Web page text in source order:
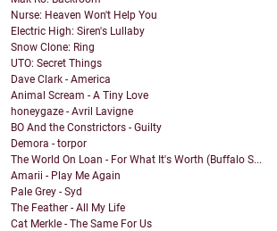
Nurse: Heaven Won't Help You
Electric High: Siren's Lullaby
Snow Clone: Ring
UTO: Secret Things
Dave Clark - America
Animal Scream - A Tiny Love
honeygaze - Avril Lavigne
BO And the Constrictors - Guilty
Demora - torpor
The World On Loan - For What It's Worth (Buffalo S...
Amarii - Play Me Again
Pale Grey - Syd
The Feather - All My Life
Cat Merkle - The Same For Us